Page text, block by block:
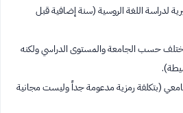
لدراسة اللغة الروسية (سنة إضافية قبل
حسب الجامعة والمستوى الدراسي ولكنه
(بتكلفة رمزية مدعومة جداً وليست مجانية